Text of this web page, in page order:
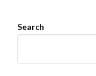
Search